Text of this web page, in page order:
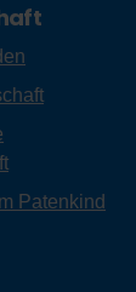
Patenkind